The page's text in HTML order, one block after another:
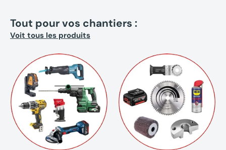
Tout pour vos chantiers :
Voit tous les produits